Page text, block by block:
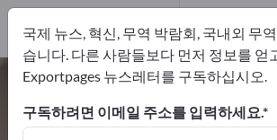
데스크 요구 – 제조업체 및
찾기
국제 뉴스, 혁신, 무역 박람회, 국내외 무
습니다. 다른 사람들보다 먼저 정보를 얻
Exportpages 뉴스레터를 구독하십시오.
구독하려면 이메일 주소를 입력하세요.